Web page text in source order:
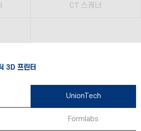
CT 스캐너
3D 프린터
UnionTech
Formlabs